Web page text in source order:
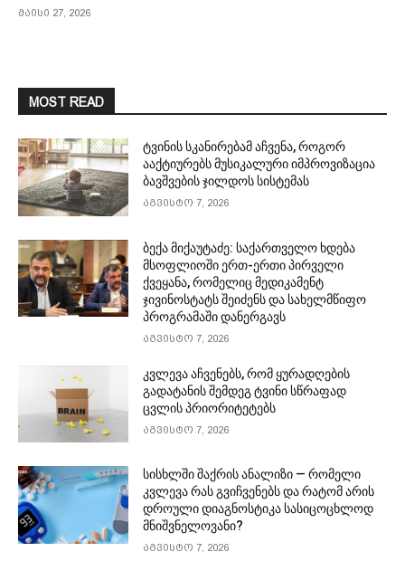
მაისი 27, 2026
MOST READ
ტვინის სკანირებამ აჩვენა, როგორ
ააქტიურებს მუსიკალური იმპროვიზაცია
ბავშვების ჯილდოს სისტემას
აგვისტო 7, 2026
ბექა მიქაუტაძე: საქართველო ხდება
მსოფლიოში ერთ-ერთი პირველი
ქვეყანა, რომელიც მედიკამენტ
ჯივინოსტატს შეიძენს და სახელმწიფო
პროგრამაში დანერგავს
აგვისტო 7, 2026
კვლევა აჩვენებს, რომ ყურადღების
გადატანის შემდეგ ტვინი სწრაფად
ცვლის პრიორიტეტებს
აგვისტო 7, 2026
სისხლში შაქრის ანალიზი — რომელი
კვლევა რას გვიჩვენებს და რატომ არის
დროული დიაგნოსტიკა სასიცოცხლოდ
მნიშვნელოვანი?
აგვისტო 7, 2026